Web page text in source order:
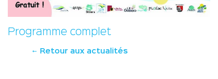
Programme complet
Retour aux actualités